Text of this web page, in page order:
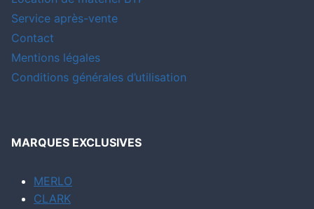
Service après-vente
Contact
Mentions légales
Conditions générales d’utilisation
MARQUES EXCLUSIVES
MERLO
CLARK